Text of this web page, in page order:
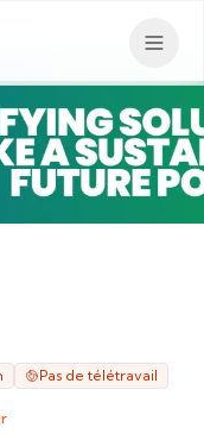
Pas de télétravail